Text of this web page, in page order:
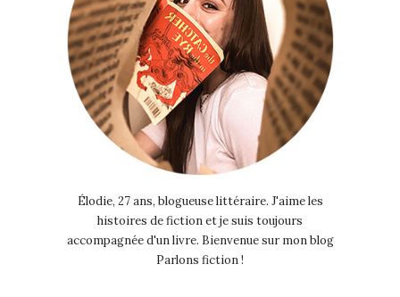
Élodie, 27 ans, blogueuse littéraire. J'aime les
histoires de fiction et je suis toujours
accompagnée d'un livre. Bienvenue sur mon blog
Parlons fiction !